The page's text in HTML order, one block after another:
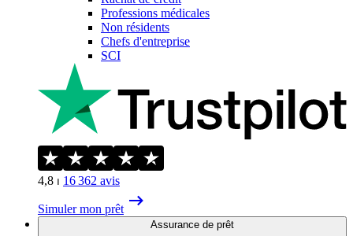
Professions médicales
Non résidents
Chefs d'entreprise
SCI
4,8 ⏐ 16 362 avis
Simuler mon prêt
Assurance de prêt